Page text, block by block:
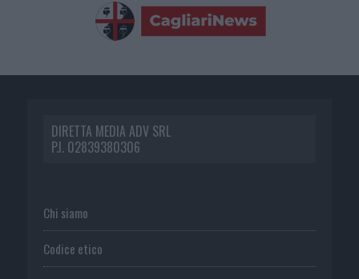
DIRETTA MEDIA ADV SRL
P.I. 02839380306
Chi siamo
Codice etico